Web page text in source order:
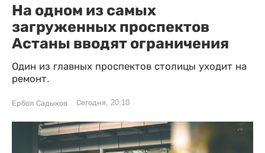
На одном из самых
загруженных проспектов
Астаны вводят ограничения
Один из главных проспектов столицы уходит на
ремонт.
Ербол Садыков Сегодня, 20:10